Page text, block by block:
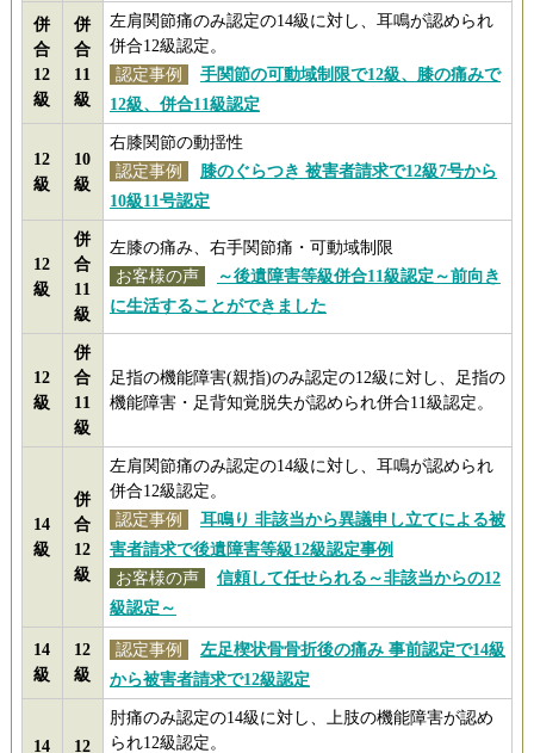
併
合
12
級
併
合
11
級
左肩関節痛のみ認定の14級に対し、耳鳴が認められ
併合12級認定。
認定事例
手関節の可動域制限で12級、膝の痛みで
12級、併合11級認定
12
級
10
級
右膝関節の動揺性
認定事例
膝のぐらつき 被害者請求で12級7号から
10級11号認定
12
級
併
合
11
級
左膝の痛み、右手関節痛・可動域制限
お客様の声
～後遺障害等級併合11級認定～前向き
に生活することができました
12
級
併
合
11
級
足指の機能障害(親指)のみ認定の12級に対し、足指の
機能障害・足背知覚脱失が認められ併合11級認定。
14
級
併
合
12
級
左肩関節痛のみ認定の14級に対し、耳鳴が認められ
併合12級認定。
認定事例
耳鳴り 非該当から異議申し立てによる被
害者請求で後遺障害等級12級認定事例
お客様の声
信頼して任せられる～非該当からの12
級認定～
14
級
12
級
認定事例
左足楔状骨骨折後の痛み 事前認定で14級
から被害者請求で12級認定
14
12
肘痛のみ認定の14級に対し、上肢の機能障害が認め
られ12級認定。